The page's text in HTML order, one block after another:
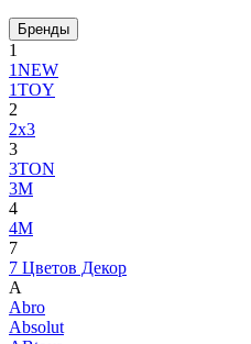
Бренды
1
1NEW
1TOY
2
2x3
3
3TON
3М
4
4M
7
7 Цветов Декор
A
Abro
Absolut